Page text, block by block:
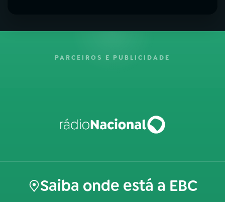
PARCEIROS E PUBLICIDADE
Saiba onde está a EBC